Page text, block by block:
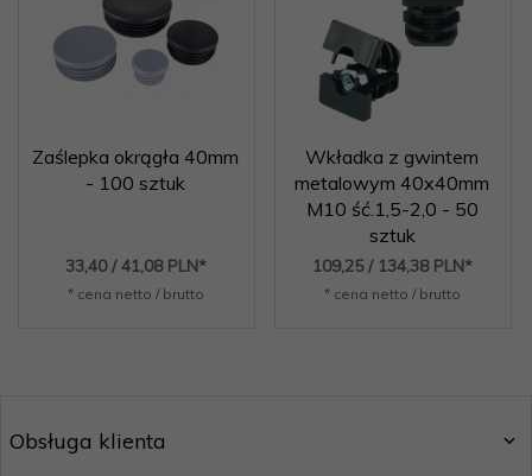
Zaślepka okrągła 40mm
- 100 sztuk
33,40 / 41,08 PLN*
* cena netto / brutto
Wkładka z gwintem
metalowym 40x40mm
M10 ść.1,5-2,0 - 50
sztuk
109,25 / 134,38 PLN*
* cena netto / brutto
Obsługa klienta